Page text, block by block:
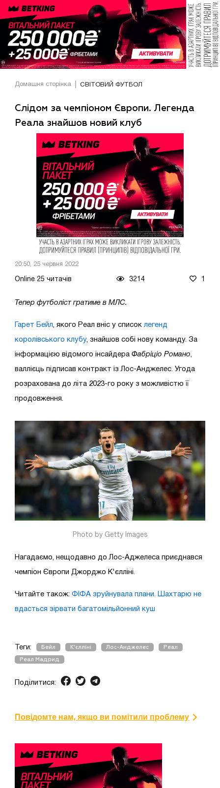
Домашня сторінка СВІТОВИЙ ФУТБОЛ
Слідом за чемпіоном Європи. Легенда
Реала знайшов новий клуб
20:50, 25 червня 2022
Online 25 читачів 3214 1
Тепер футболіст гратиме в МЛС.
Гарет Бейл , якого Реал вніс у список легенд
королівського клубу, знайшов собі нову команду. За
інформацією відомого інсайдера Фабріціо Романо
валлієць підписав контракт із Лос-Анджелес. Угода
розрахована до літа 2023-го року з можливістю її
продовження.
Photo by Getty Images
Нагадаємо, нещодавно до Лос-Аджелеса приєднався
чемпіон Європи Джорджо К'єлліні.
Читайте також: ФІФА зруйнувала плани. Шахтарю не
вдасться зірвати багатомільйонний куш
Теги: Бейл К'єлліні Лос-Анджелес Реал
Реал Мадрид
Поділитися:
Повідомте нам, якщо ви помітили проблему